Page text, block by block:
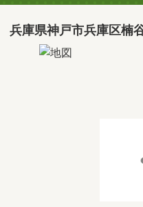
兵庫県神戸市兵庫区楠